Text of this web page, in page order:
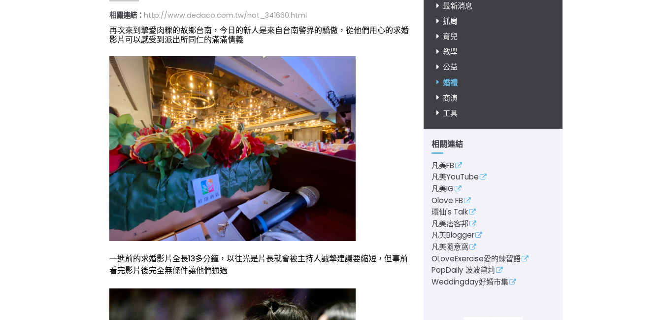
最新消息
抓周
育兒
教學
公益
婚禮
商演
工具
相關連結
凡美FB
凡美YouTube
凡美IG
Olove FB
環仙's Talk
凡美痞客邦
凡美Blogger
凡美隨意窩
OLoveExercise愛的練習語
PopDaily 波波黛莉
Weddingday好婚市集
相關連結： http://www.dedaco.com.tw/hot_341660.html
再次來到摯愛肉粿的故鄉台南，今日的新人是來自台南警界的驕傲，從他們用心的求婚
影片可以感受到派出所同仁的滿滿情義
一進前的求婚影片全長13多分鐘，以往光是片長就會被主持人誠摯建議要縮短，但事前
看完影片後完全無條件讓他們通過